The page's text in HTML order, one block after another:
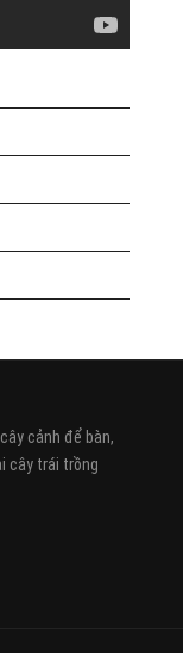
cảnh để bàn,
cây trái trồng